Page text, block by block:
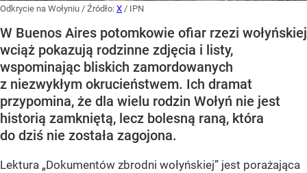
Odkrycie na Wołyniu / Źródło: X / IPN
W Buenos Aires potomkowie ofiar rzezi wołyńskiej
wciąż pokazują rodzinne zdjęcia i listy,
wspominając bliskich zamordowanych
z niezwykłym okrucieństwem. Ich dramat
przypomina, że dla wielu rodzin Wołyń nie jest
historią zamkniętą, lecz bolesną raną, która
do dziś nie została zagojona.
Lektura „Dokumentów zbrodni wołyńskiej” jest porażająca